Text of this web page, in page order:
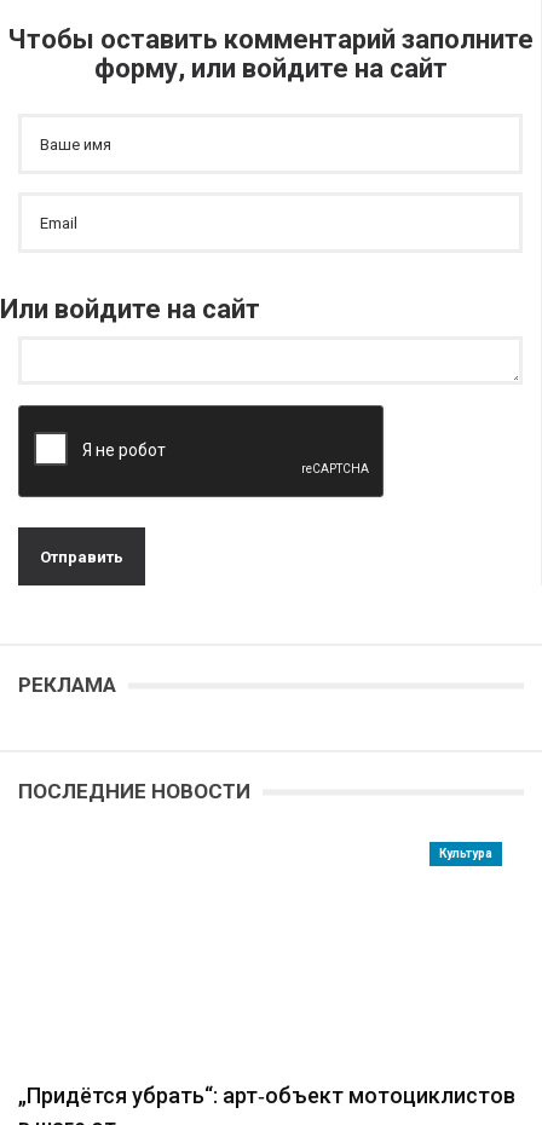
Чтобы оставить комментарий заполните
форму, или войдите на сайт
Или войдите на сайт
РЕКЛАМА
ПОСЛЕДНИЕ НОВОСТИ
Культура
„Придётся убрать“: арт‑объект мотоциклистов